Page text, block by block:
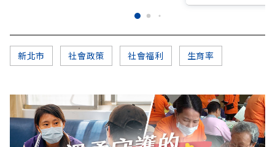
新北市 社會政策 社會福利 生育率